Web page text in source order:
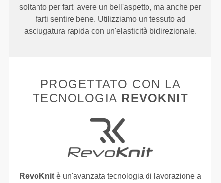
soltanto per farti avere un bell'aspetto, ma anche per
farti sentire bene. Utilizziamo un tessuto ad
asciugatura rapida con un'elasticità bidirezionale.
PROGETTATO CON LA
TECNOLOGIA REVOKNIT
RevoKnit è un'avanzata tecnologia di lavorazione a